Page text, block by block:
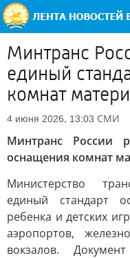
Минтранс
единый
комнат
4 июня 2026, 13:03 СМИ
Минтранс России
оснащения комнат
Министерство
единый стандарт
ребенка и детских
аэропортов,
вокзалов.